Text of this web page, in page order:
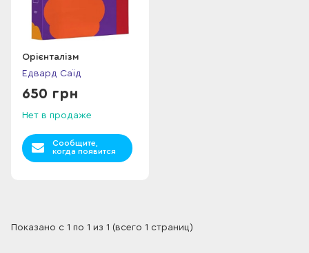
Орієнталізм
Едвард Саїд
650 грн
Нет в продаже
Сообщите,
когда появится
Показано с 1 по 1 из 1 (всего 1 страниц)